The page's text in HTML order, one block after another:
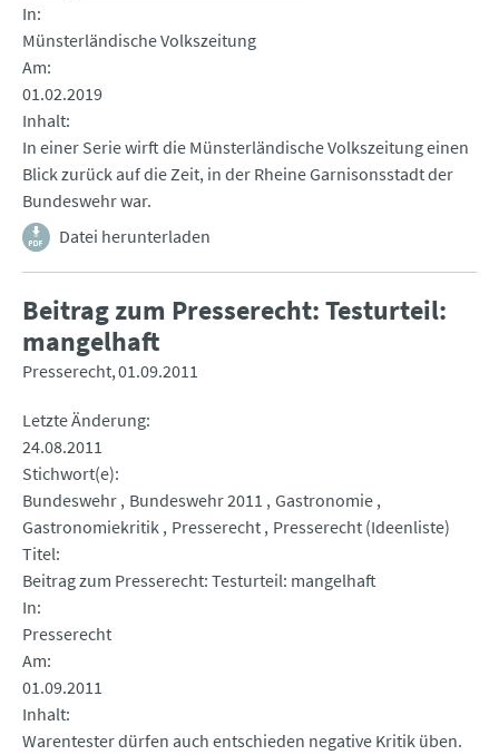
In
Münsterländische Volkszeitung
Am
01.02.2019
Inhalt
In einer Serie wirft die Münsterländische Volkszeitung einen
Blick zurück auf die Zeit, in der Rheine Garnisonsstadt der
Bundeswehr war.
Datei herunterladen
Beitrag zum Presserecht: Testurteil:
mangelhaft
Presserecht 01.09.2011
Letzte Änderung
24.08.2011
Stichwort(e)
Bundeswehr Bundeswehr 2011 Gastronomie
Gastronomiekritik Presserecht Presserecht (Ideenliste)
Titel
Beitrag zum Presserecht: Testurteil: mangelhaft
In
Presserecht
Am
01.09.2011
Inhalt
Warentester dürfen auch entschieden negative Kritik üben.